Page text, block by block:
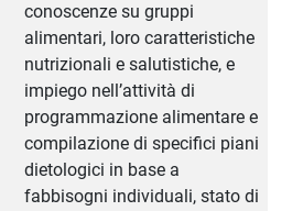
conoscenze su gruppi
alimentari, loro caratteristiche
nutrizionali e salutistiche, e
impiego nell’attività di
programmazione alimentare e
compilazione di specifici piani
dietologici in base a
fabbisogni individuali, stato di